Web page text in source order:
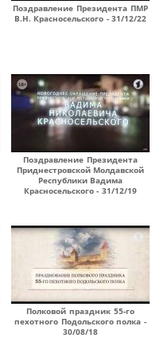
Поздравление Президента ПМР
В.Н. Красносельского - 31/12/22
Поздравление Президента
Приднестровской Молдавской
Республики Вадима
Красносельского - 31/12/19
Полковой праздник 55-го
пехотного Подольского полка -
30/08/18